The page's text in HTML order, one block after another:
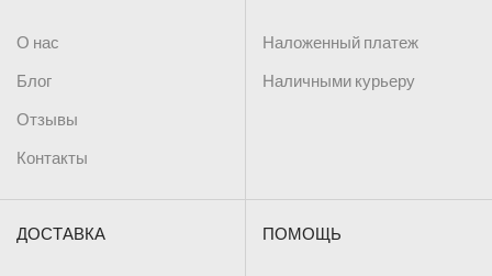
О нас
Блог
Отзывы
Контакты
Наложенный платеж
Наличными курьеру
ДОСТАВКА ПОМОЩЬ